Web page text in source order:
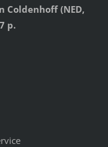
Coldenhoff (NED,
p.